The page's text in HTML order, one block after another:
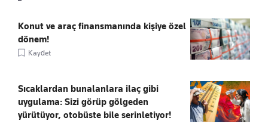
Konut ve araç finansmanında kişiye özel
dönem!
Kaydet
Sıcaklardan bunalanlara ilaç gibi
uygulama: Sizi görüp gölgeden
yürütüyor, otobüste bile serinletiyor!